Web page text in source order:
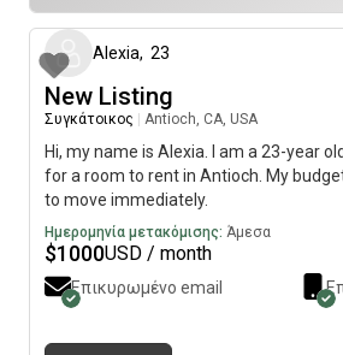
Alexia, 23
New Listing
Συγκάτοικος Antioch, CA, USA
Hi, my name is Alexia. I am a 23-year
for a room to rent in Antioch. My
to move immediately.
Ημερομηνία μετακόμισης: Άμεσα
$1000USD / month
Επικυρωμένο email